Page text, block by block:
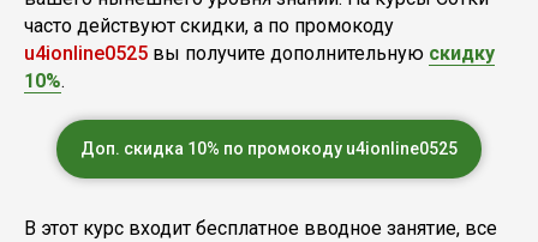
часто действуют скидки, а по промокоду
u4ionline0525 вы получите дополнительную скидку
10%.
Доп. скидка 10% по промокоду u4ionline0525
В этот курс входит бесплатное вводное занятие, все